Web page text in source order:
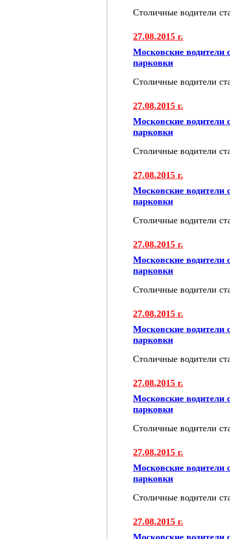
Столичные водители
27.08.2015 г.
Московские водители
парковки
Столичные водители
27.08.2015 г.
Московские водители
парковки
Столичные водители
27.08.2015 г.
Московские водители
парковки
Столичные водители
27.08.2015 г.
Московские водители
парковки
Столичные водители
27.08.2015 г.
Московские водители
парковки
Столичные водители
27.08.2015 г.
Московские водители
парковки
Столичные водители
27.08.2015 г.
Московские водители
парковки
Столичные водители
27.08.2015 г.
Московские водители